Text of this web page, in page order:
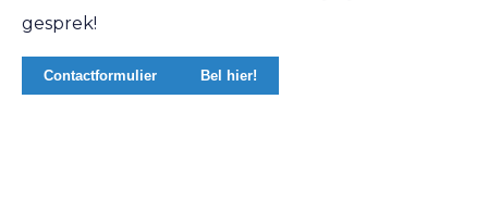
gesprek!
Contactformulier Bel hier!